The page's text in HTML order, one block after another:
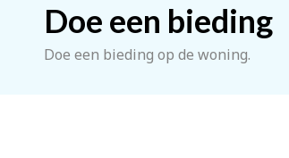
Doe een bieding
Doe een bieding op de woning.